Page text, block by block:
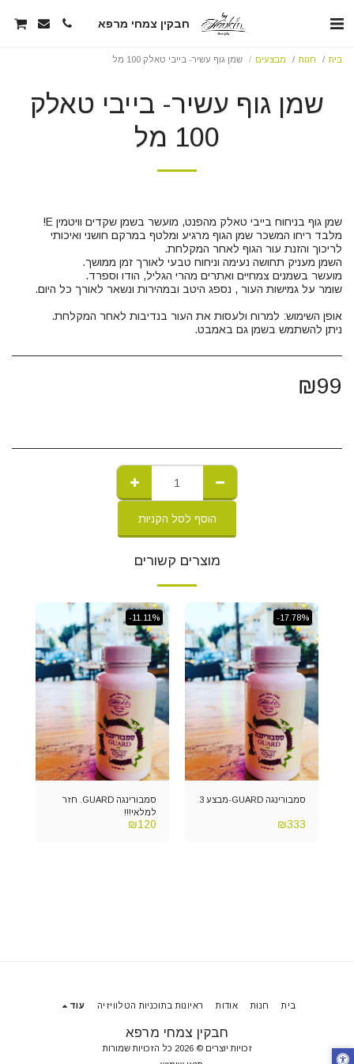
חבקין צמחי מרפא
בית חנות מבצעים שמן גוף עשיר- בייבי טאלק 100 מל
שמן גוף עשיר- בייבי טאלק
100 מל
ניתן להשתמש בשמן גם באמבט.
₪99
הוסף לסל הקניות
מוצרים קשורים
-17.78%
סמבורינגה GUARD-מבצע 3
₪333
-11.11%
סמבורינגה GUARD. חזר
למלאי!!!
₪120
חבקין צמחי מרפא
זכויות יוצרים © 2026 כל הזכויות שמורות
בית חנות אודות ראיונות בתוכניות הטלוויזיה עוד